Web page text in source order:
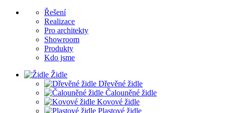
Řešení
Realizace
Pro architekty
Showroom
Produkty
Kdo jsme
Židle
Dřevěné židle
Čalouněné židle
Kovové židle
Plastové židle